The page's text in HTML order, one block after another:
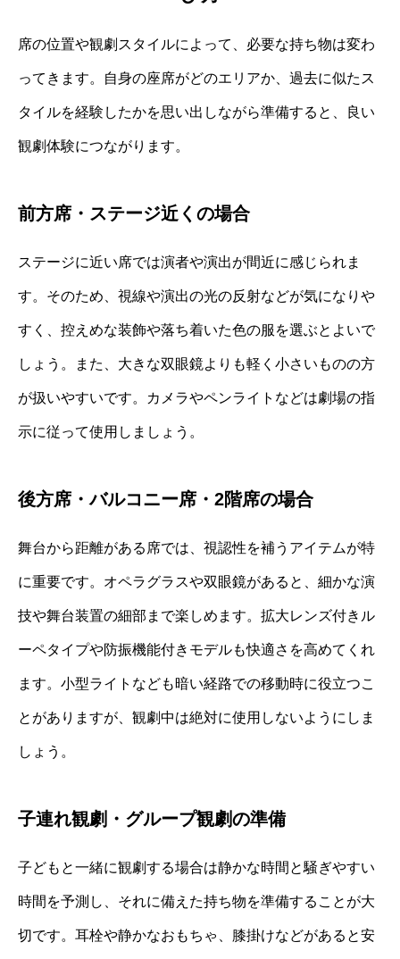
席の位置や観劇スタイルによって、必要な持ち物は変わ
ってきます。自身の座席がどのエリアか、過去に似たス
タイルを経験したかを思い出しながら準備すると、良い
観劇体験につながります。
前方席・ステージ近くの場合
ステージに近い席では演者や演出が間近に感じられま
す。そのため、視線や演出の光の反射などが気になりや
すく、控えめな装飾や落ち着いた色の服を選ぶとよいで
しょう。また、大きな双眼鏡よりも軽く小さいものの方
が扱いやすいです。カメラやペンライトなどは劇場の指
示に従って使用しましょう。
後方席・バルコニー席・2階席の場合
舞台から距離がある席では、視認性を補うアイテムが特
に重要です。オペラグラスや双眼鏡があると、細かな演
技や舞台装置の細部まで楽しめます。拡大レンズ付きル
ーペタイプや防振機能付きモデルも快適さを高めてくれ
ます。小型ライトなども暗い経路での移動時に役立つこ
とがありますが、観劇中は絶対に使用しないようにしま
しょう。
子連れ観劇・グループ観劇の準備
子どもと一緒に観劇する場合は静かな時間と騒ぎやすい
時間を予測し、それに備えた持ち物を準備することが大
切です。耳栓や静かなおもちゃ、膝掛けなどがあると安